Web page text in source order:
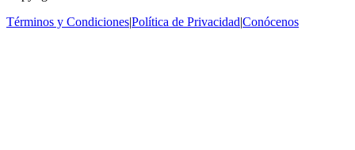
Términos y Condiciones|Política de Privacidad|Conócenos